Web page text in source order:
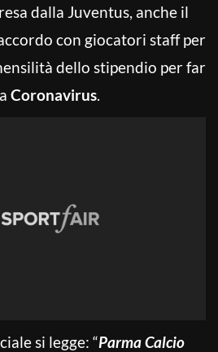
dalla Juventus, anche il
con giocatori staff per
dello stipendio per far
Coronavirus.
si legge: “Parma Calcio